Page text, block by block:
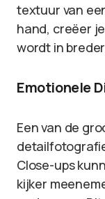
textuur van
hand, creëer
wordt in
Emotionele
Een van de
Close-ups
kijker